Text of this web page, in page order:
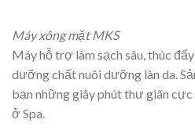
Máy xông mặt MKS
Máy hỗ trợ làm sạch sâu, thúc
dưỡng chất nuôi dưỡng làn da.
bạn những giây phút thư giãn
ở Spa.